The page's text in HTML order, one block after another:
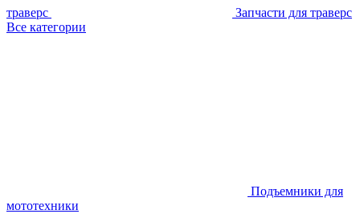
траверс
Запчасти для траверс
Все категории
Подъемники для
мототехники